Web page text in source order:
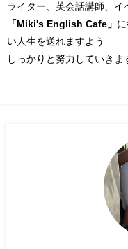
ライター、英会話講師、イ
「Miki's English Cafe」
い人生を送れますよう
しっかりと努力していきま